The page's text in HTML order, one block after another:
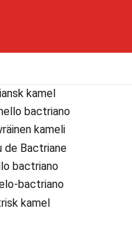
kamel
bactriano
kameli
Bactriane
bactriano
bactriano
kamel